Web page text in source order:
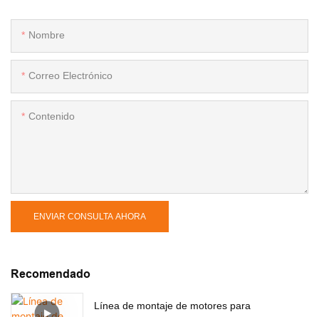
Nombre
Correo Electrónico
Contenido
ENVIAR CONSULTA AHORA
Recomendado
Línea de montaje de motores para